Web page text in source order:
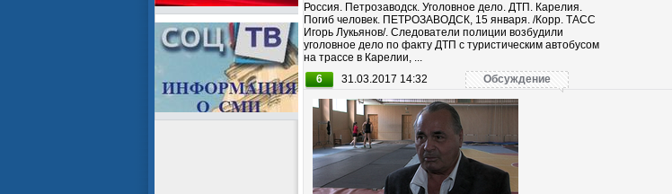
Россия. Петрозаводск. Уголовное дело. ДТП. Карелия.
Погиб человек. ПЕТРОЗАВОДСК, 15 января. /Корр. ТАСС
Игорь Лукьянов/. Следователи полиции возбудили
уголовное дело по факту ДТП с туристическим автобусом
на трассе в Карелии, ...
6
31.03.2017 14:32 Обсуждение